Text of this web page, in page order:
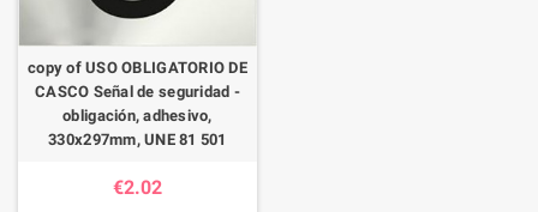
copy of USO OBLIGATORIO DE
CASCO Señal de seguridad -
obligación, adhesivo,
330x297mm, UNE 81 501
€2.02